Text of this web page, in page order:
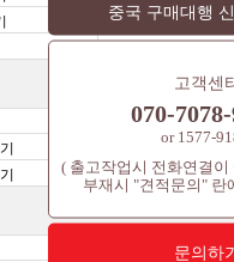
중국 구매대행
고객센
070-
or 1577-
( 출고작업시 전화연결이
부재시 "견적문의" 란
문의하
과
마스
아이쉐
립틴
금속